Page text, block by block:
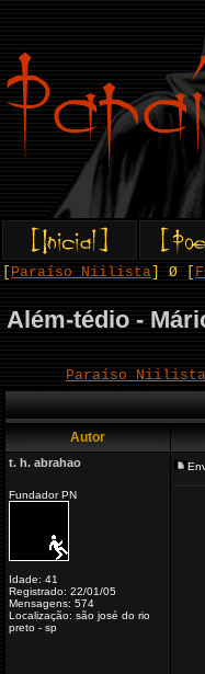
Paraíso Niilista ] Ø [
Além-tédio -
Paraíso
Autor
t. h. abrahao
Fundador PN
Idade: 41
Registrado: 22/01/05
Mensagens: 574
Localização: são josé do rio
preto - sp